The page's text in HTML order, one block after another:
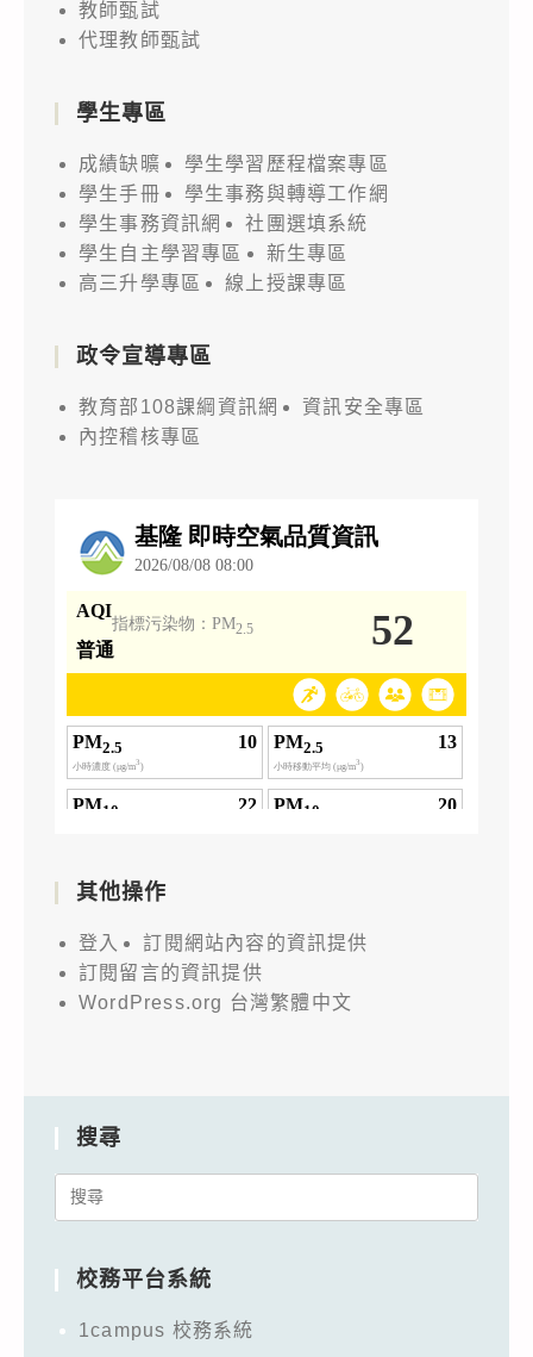
教師甄試
代理教師甄試
學生專區
成績缺曠
學生學習歷程檔案專區
學生手冊
學生事務與轉導工作網
學生事務資訊網
社團選填系統
學生自主學習專區
新生專區
高三升學專區
線上授課專區
政令宣導專區
教育部108課綱資訊網
資訊安全專區
內控稽核專區
其他操作
登入
訂閱網站內容的資訊提供
訂閱留言的資訊提供
WordPress.org 台灣繁體中文
搜尋
Search
校務平台系統
1campus 校務系統